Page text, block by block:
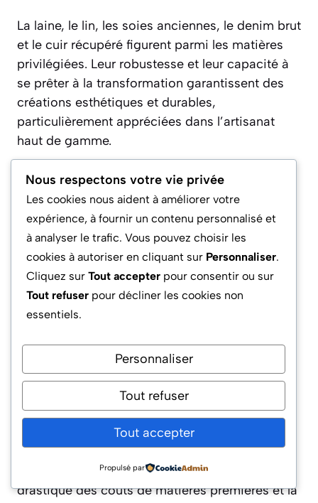
La laine, le lin, les soies anciennes, le denim brut
et le cuir récupéré figurent parmi les matières
privilégiées. Leur robustesse et leur capacité à
se prêter à la transformation garantissent des
créations esthétiques et durables,
particulièrement appréciées dans l’artisanat
haut de gamme.
L’upcycling nécessite-t-il des
compétences techniques avancées ?
Non, il est possible de débuter avec peu de
connaissances en couture. Progressivement, la
maîtrise s’acquiert grâce à la pratique, à
l’apprentissage de techniques de base comme
la couture droite, la pose de patchwork, ou la
ateliers spécialisés accélèrent cette montée en
compétence.
Quels sont les avantages économiques
du surcyclage pour un entrepreneur ?
Le principal avantage réside dans la réduction
drastique des coûts de matières premières et la
Nous respectons votre vie privée
Les cookies nous aident à améliorer votre
expérience, à fournir un contenu personnalisé et
à analyser le trafic. Vous pouvez choisir les
cookies à autoriser en cliquant sur Personnaliser.
Cliquez sur Tout accepter pour consentir ou sur
Tout refuser pour décliner les cookies non
essentiels.
Personnaliser
Tout refuser
Tout accepter
Propulsé par